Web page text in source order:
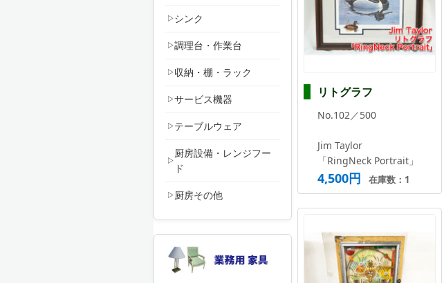
シンク
調理台・作業台
収納・棚・ラック
サービス機器
テーブルウェア
厨房設備・レンジフー
ド
厨房その他
リトグラフ
No.102／500
Jim Taylor
「RingNeck Portrait」
4,500円 在庫数：1